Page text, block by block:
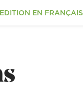
EDITION EN FRANÇAIS